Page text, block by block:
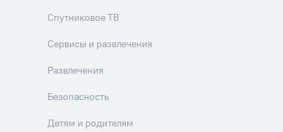
Спутниковое ТВ
Сервисы и развлечения
Развлечения
Безопасность
Детям и родителям